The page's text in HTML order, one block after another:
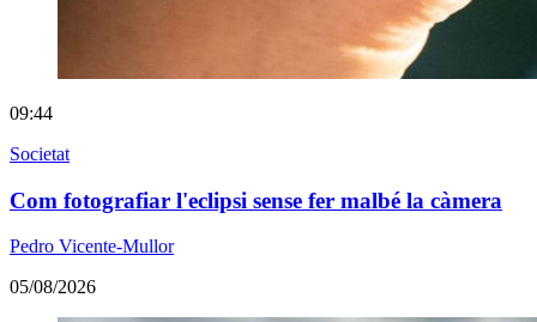
09:44
Societat
Com fotografiar l'eclipsi sense fer malbé la càmera
Pedro Vicente-Mullor
05/08/2026